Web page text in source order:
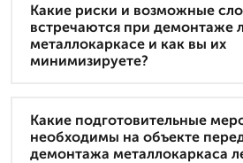
Какие риски и возможные
встречаются при демонтаже
металлокаркасе и как вы их
минимизируете?
Какие подготовительные
необходимы на объекте
демонтажа металлокаркаса